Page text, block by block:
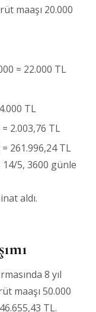
maaşı 20.000
= 22.000 TL
TL
2.003,76 TL
261.996,24 TL
5, 3600 günle
aldı.
8 yıl
maaşı 50.000
TL.